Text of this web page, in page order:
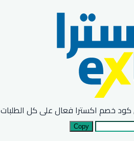
خصم اكسترا فعال على كل الطلبات
Copy